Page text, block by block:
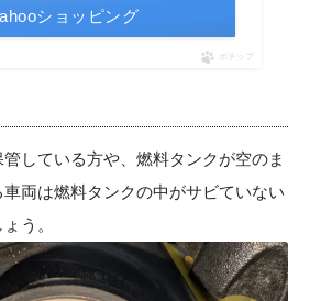
ショッピング
ポチップ
している方や、燃料タンクが空のま
両は燃料タンクの中がサビていない
う。